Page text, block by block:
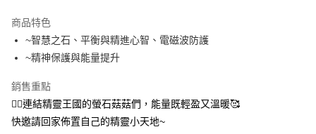
Apple Pay
街口支付
悠遊付
ATM付款
商品特色
~智慧之石、平衡與精進心智、電磁波防護
~精神保護與能量提升
銷售重點
🧚‍♀️連結精靈王國的螢石菇菇們，能量既輕盈又溫暖🥰
快邀請回家佈置自己的精靈小天地~